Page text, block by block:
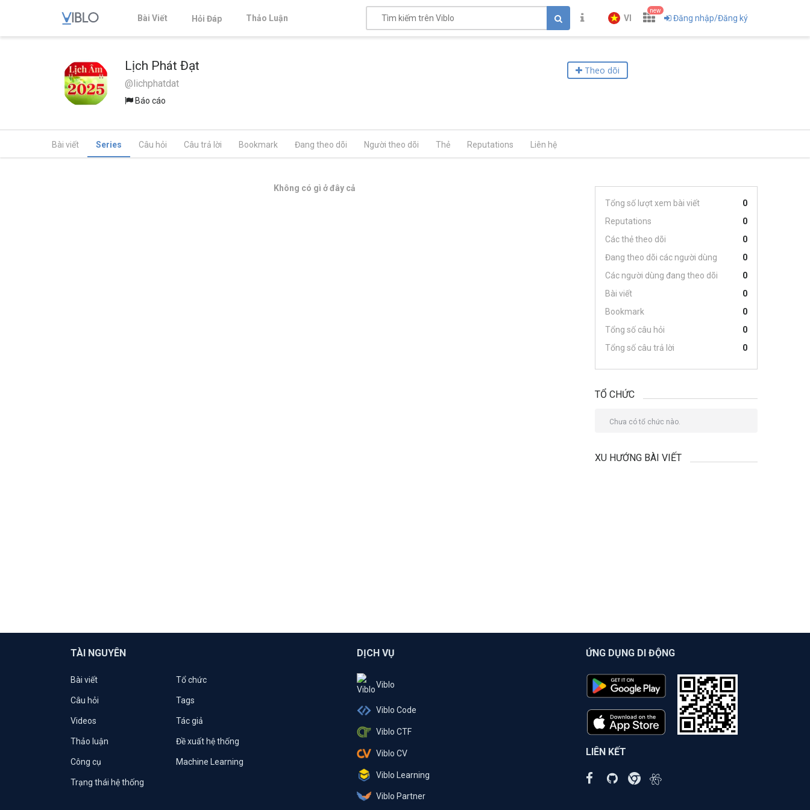
Bài Viết Hỏi Đáp Thảo Luận VI
new
Đăng nhập/Đăng ký
Lịch Phát Đạt
@lichphatdat
Báo cáo
Theo dõi
Bài viết Series Câu hỏi Câu trả lời Bookmark Đang theo dõi Người theo dõi Thẻ Reputations Liên hệ
Không có gì ở đây cả
Tổng số lượt xem bài viết
0
Reputations
0
Các thẻ theo dõi
0
Đang theo dõi các người dùng
0
Các người dùng đang theo dõi
0
Bài viết
0
Bookmark
0
Tổng số câu hỏi
0
Tổng số câu trả lời
0
TỔ CHỨC
Chưa có tổ chức nào.
XU HƯỚNG BÀI VIẾT
TÀI NGUYÊN
Bài viết Tổ chức
Câu hỏi Tags
Videos Tác giả
Thảo luận Đề xuất hệ thống
Công cụ Machine Learning
Trạng thái hệ thống
DỊCH VỤ
Viblo
Viblo Code
Viblo CTF
Viblo CV
Viblo Learning
Viblo Partner
ỨNG DỤNG DI ĐỘNG
LIÊN KẾT